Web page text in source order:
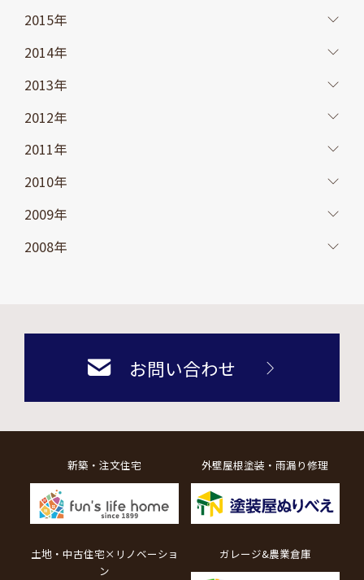
2015年
2014年
2013年
2012年
2011年
2010年
2009年
2008年
お問い合わせ
新築・注文住宅 外壁屋根塗装・雨漏り修理
土地・中古住宅×リノベーショ
ン
ガレージ&農業倉庫